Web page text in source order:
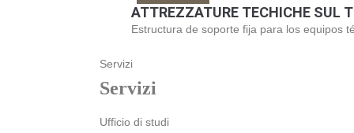
ATTREZZATURE TECHICHE SUL
Estructura de soporte fija para los equipos
Servizi
Servizi
Ufficio di studi